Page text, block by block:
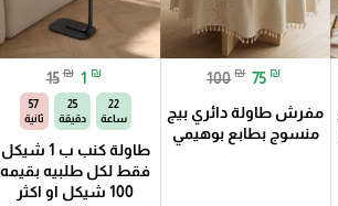
100 ₪ 75 ₪
مفرش طاولة دائري بيج
منسوج بطابع بوهيمي
15 ₪ 1 ₪
22
ساعة
25
دقيقة
55
ثانية
طاولة كنب ب 1 شيكل
فقط لكل طلبيه بقيمه
100 شيكل او اكثر